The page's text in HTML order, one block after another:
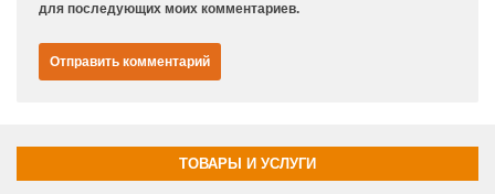
для последующих моих комментариев.
ТОВАРЫ И УСЛУГИ